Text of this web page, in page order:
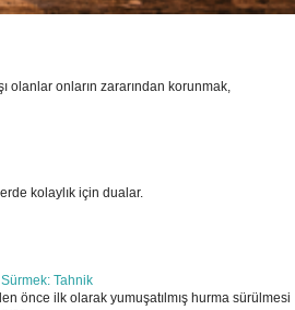
olanlar onların zararından korunmak,
kolaylık için dualar.
Tahnik
önce ilk olarak yumuşatılmış hurma sürülmesi